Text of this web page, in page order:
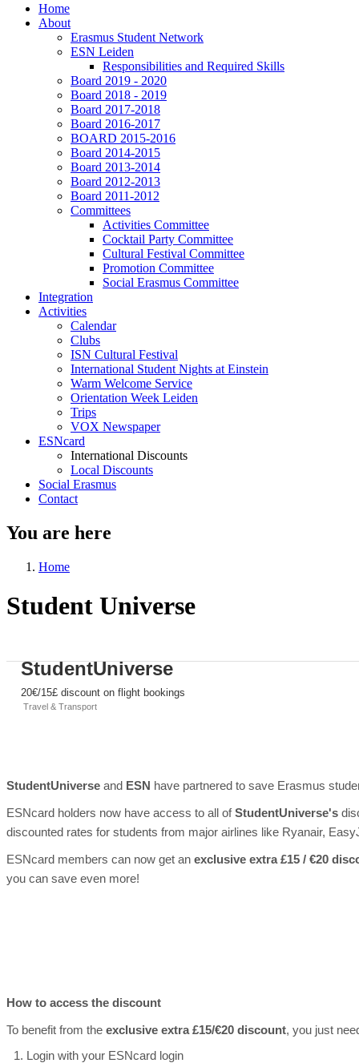
Home
About
Erasmus Student Network
ESN Leiden
Responsibilities and Required Skills
Board 2019 - 2020
Board 2018 - 2019
Board 2017-2018
Board 2016-2017
BOARD 2015-2016
Board 2014-2015
Board 2013-2014
Board 2012-2013
Board 2011-2012
Committees
Activities Committee
Cocktail Party Committee
Cultural Festival Committee
Promotion Committee
Social Erasmus Committee
Integration
Activities
Calendar
Clubs
ISN Cultural Festival
International Student Nights at Einstein
Warm Welcome Service
Orientation Week Leiden
Trips
VOX Newspaper
ESNcard
International Discounts
Local Discounts
Social Erasmus
Contact
You are here
Home
Student Universe
StudentUniverse
20€/15£ discount on flight bookings
Travel & Transport
StudentUniverse and ESN have partnered to save Erasmus
ESNcard holders now have access to all ofStudentUniverse's
discounted rates for students from major airlines like Ryanair,
ESNcard members can now get an exclusive extra £15 / €20
you can save even more!
How to access the discount
To benefit from the exclusive extra £15/€20 discount, you just
Login with your ESNcard login